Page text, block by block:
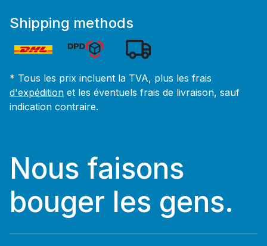
Shipping methods
* Tous les prix incluent la TVA, plus les frais
d'expédition et les éventuels frais de livraison, sauf
indication contraire.
Nous faisons
bouger les gens.